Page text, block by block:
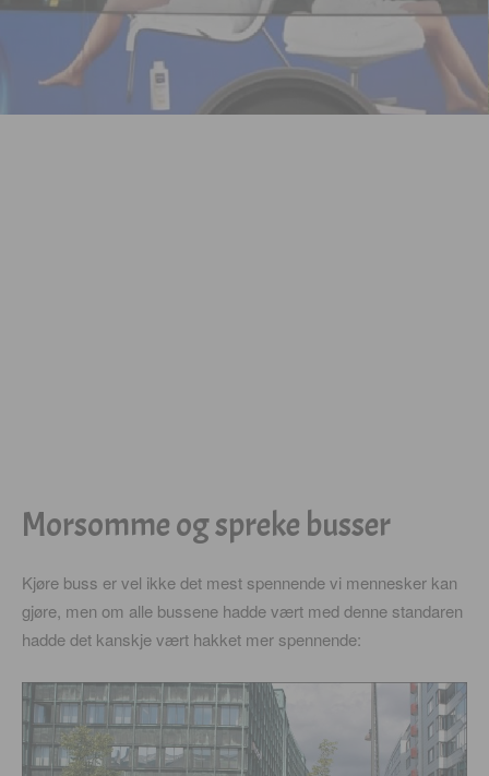
Morsomme og spreke busser
Kjøre buss er vel ikke det mest spennende vi mennesker kan
gjøre, men om alle bussene hadde vært med denne standaren
hadde det kanskje vært hakket mer spennende: